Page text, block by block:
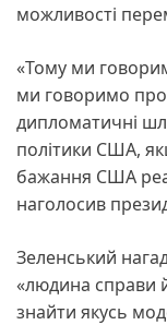
можливості
«Тому ми
ми говоримо
дипломатичні
політики США,
бажання США
наголосив
Зеленський
«людина справи
знайти якусь